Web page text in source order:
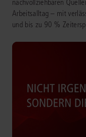
nachvollziehbaren
Arbeitsalltag – mit
und bis zu 90 %